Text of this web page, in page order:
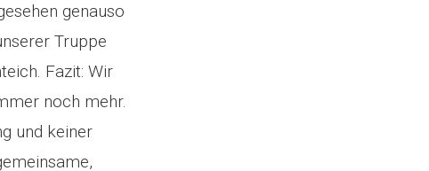
genauso
Truppe
Fazit: Wir
noch mehr.
und keiner